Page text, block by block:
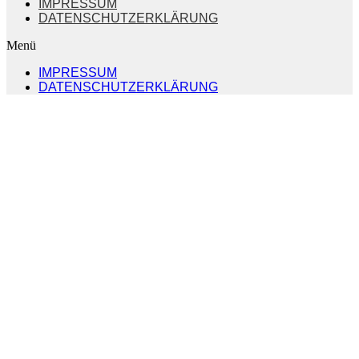
IMPRESSUM
DATENSCHUTZERKLÄRUNG
Menü
IMPRESSUM
DATENSCHUTZERKLÄRUNG